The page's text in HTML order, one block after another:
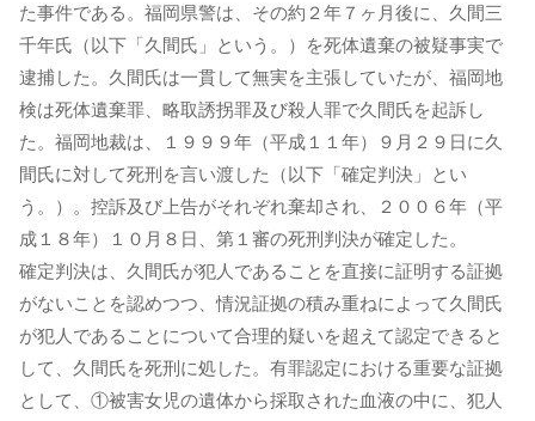
た事件である。福岡県警は、その約２年７ヶ月後に、久間三
千年氏（以下「久間氏」という。）を死体遺棄の被疑事実で
逮捕した。久間氏は一貫して無実を主張していたが、福岡地
検は死体遺棄罪、略取誘拐罪及び殺人罪で久間氏を起訴し
た。福岡地裁は、１９９９年（平成１１年）９月２９日に久
間氏に対して死刑を言い渡した（以下「確定判決」とい
う。）。控訴及び上告がそれぞれ棄却され、２００６年（平
成１８年）１０月８日、第１審の死刑判決が確定した。
確定判決は、久間氏が犯人であることを直接に証明する証拠
がないことを認めつつ、情況証拠の積み重ねによって久間氏
が犯人であることについて合理的疑いを超えて認定できると
して、久間氏を死刑に処した。有罪認定における重要な証拠
として、①被害女児の遺体から採取された血液の中に、犯人